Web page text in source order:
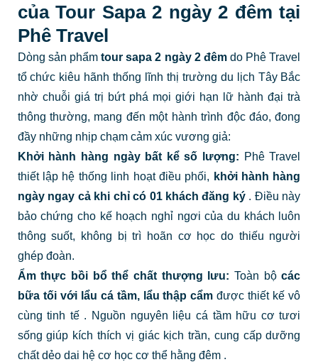
của Tour Sapa 2 ngày 2 đêm tại
Phê Travel
Dòng sản phẩmtour sapa 2 ngày 2 đêmdo Phê Travel
tổ chức kiêu hãnh thống lĩnh thị trường du lịch Tây Bắc
nhờ chuỗi giá trị bứt phá mọi giới hạn lữ hành đại trà
thông thường, mang đến một hành trình độc đáo, đong
đầy những nhịp chạm cảm xúc vương giả:
Khởi hành hàng ngày bất kể số lượng: Phê Travel
thiết lập hệ thống linh hoạt điều phối, khởi hành hàng
ngày ngay cả khi chỉ có 01 khách đăng ký . Điều này
bảo chứng cho kế hoạch nghỉ ngơi của du khách luôn
thông suốt, không bị trì hoãn cơ học do thiếu người
ghép đoàn.
Ẩm thực bồi bổ thể chất thượng lưu: Toàn bộcác
bữa tối với lẩu cá tầm, lẩu thập cẩm được thiết kế vô
cùng tinh tế . Nguồn nguyên liệu cá tầm hữu cơ tươi
sống giúp kích thích vị giác kịch trần, cung cấp dưỡng
chất dẻo dai hệ cơ học cơ thể hằng đêm .